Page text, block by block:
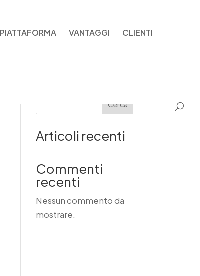
PIATTAFORMA VANTAGGI CLIENTI
Cerca
Articoli recenti
Commenti
recenti
Nessun commento da
mostrare.